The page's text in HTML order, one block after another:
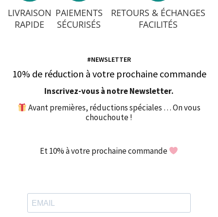
LIVRAISON
RAPIDE
PAIEMENTS
SÉCURISÉS
RETOURS & ÉCHANGES
FACILITÉS
#NEWSLETTER
10% de réduction à votre prochaine commande
Inscrivez-vous à notre Newsletter.
Avant premières, réductions spéciales … On vous
chouchoute !
Et 10% à votre prochaine commande